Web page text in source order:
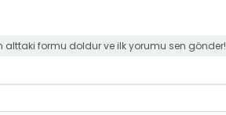
alttaki formu doldur ve ilk yorumu sen gönder!